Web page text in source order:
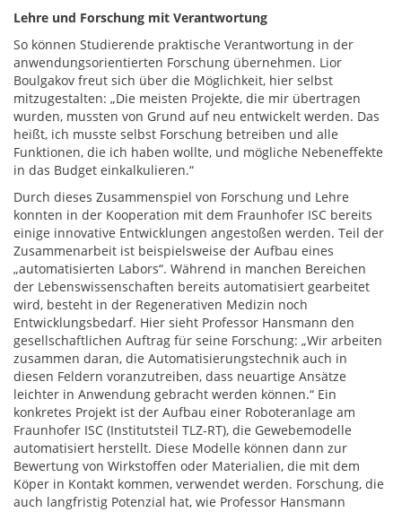
Lehre und Forschung mit Verantwortung
So können Studierende praktische Verantwortung in der
anwendungsorientierten Forschung übernehmen. Lior
Boulgakov freut sich über die Möglichkeit, hier selbst
mitzugestalten: „Die meisten Projekte, die mir übertragen
wurden, mussten von Grund auf neu entwickelt werden. Das
heißt, ich musste selbst Forschung betreiben und alle
Funktionen, die ich haben wollte, und mögliche Nebeneffekte
in das Budget einkalkulieren.“
Durch dieses Zusammenspiel von Forschung und Lehre
konnten in der Kooperation mit dem Fraunhofer ISC bereits
einige innovative Entwicklungen angestoßen werden. Teil der
Zusammenarbeit ist beispielsweise der Aufbau eines
„automatisierten Labors“. Während in manchen Bereichen
der Lebenswissenschaften bereits automatisiert gearbeitet
wird, besteht in der Regenerativen Medizin noch
Entwicklungsbedarf. Hier sieht Professor Hansmann den
gesellschaftlichen Auftrag für seine Forschung: „Wir arbeiten
zusammen daran, die Automatisierungstechnik auch in
diesen Feldern voranzutreiben, dass neuartige Ansätze
leichter in Anwendung gebracht werden können.“ Ein
konkretes Projekt ist der Aufbau einer Roboteranlage am
Fraunhofer ISC (Institutsteil TLZ-RT), die Gewebemodelle
automatisiert herstellt. Diese Modelle können dann zur
Bewertung von Wirkstoffen oder Materialien, die mit dem
Köper in Kontakt kommen, verwendet werden. Forschung, die
auch langfristig Potenzial hat, wie Professor Hansmann